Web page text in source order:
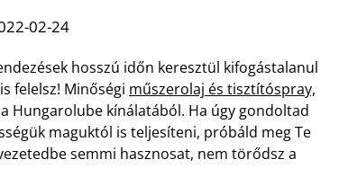
02-24
hosszú időn keresztül kifogástalanul
felelsz! Minőségi műszerolaj és tisztítóspray,
Hungarolube kínálatából. Ha úgy gondoltad
maguktól is teljesíteni, próbáld meg Te
semmi hasznosat, nem törődsz a